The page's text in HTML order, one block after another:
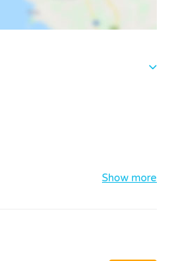
Show more